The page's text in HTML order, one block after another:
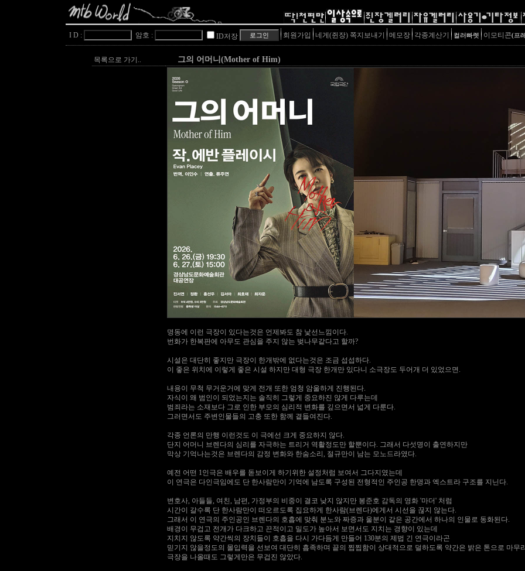
I D : 암호 : ID저장 회원가입 네게(쥔장) 쪽지보내기 메모장 각종계산기 컬러빠렛 이모티콘(프
목록으로 가기.. 그의 어머니(Mother of Him)
명동에 이런 극장이 있다는것은 언제봐도 참 낯선느낌이다.
번화가 한복판에 아무도 관심을 주지 않는 벚나무같다고 할까?
시설은 대단히 좋지만 극장이 한개밖에 없다는것은 조금 섭섭하다.
이 좋은 위치에 이렇게 좋은 시설 하지만 대형 극장 한개만 있다니 소극장도 두어개 더 있었으면.
내용이 무척 무거운거에 맞게 전개 또한 엄청 암울하게 진행된다.
자식이 왜 범인이 되었는지는 솔직히 그렇게 중요하진 않게 다루는데
범죄라는 소재보다 그로 인한 부모의 심리적 변화를 깊으면서 넓게 다룬다.
그러면서도 주변인물들의 고충 또한 함께 곁들여진다.
각종 언론의 만행 이런것도 이 극에선 크게 중요하지 않다.
단지 어머니 브렌다의 심리를 자극하는 트리거 역활정도만 할뿐이다. 그래서 다섯명이 출연하지만
막상 기억나는것은 브렌다의 감정 변화와 한숨소리, 절규만이 남는 모노드라였다.
예전 어떤 1인극은 배우를 돋보이게 하기위한 설정처럼 보여서 그다지였는데
이 연극은 다인극임에도 단 한사람만이 기억에 남도록 구성된 전형적인 주인공 한명과 엑스트라 구조를 지닌다.
변호사, 아들들, 여친, 남편, 가정부의 비중이 결코 낮지 않지만 봉준호 감독의 영화 '마더' 처럼
시간이 갈수록 단 한사람만이 떠오르도록 집요하게 한사람(브렌다)에게서 시선을 끊지 않는다.
그래서 이 연극의 주인공인 브렌다의 호흡에 맞춰 분노와 짜증과 울분이 같은 공간에서 하나의 인물로 동화된다.
배경이 무겁고 전개가 다크하고 끈적이고 밀도가 높아서 보면서도 지치는 경향이 있는데
지치지 않도록 약간씩의 장치들이 호흡을 다시 가다듬게 만들어 130분의 제법 긴 연극이라곤
믿기지 않을정도의 몰입력을 선보여 대단히 흡족하며 끝의 찝찝함이 상대적으로 덜하도록 약간은 밝은 톤으로 마무
극장을 나올때도 그렇게만은 무겁진 않았다.